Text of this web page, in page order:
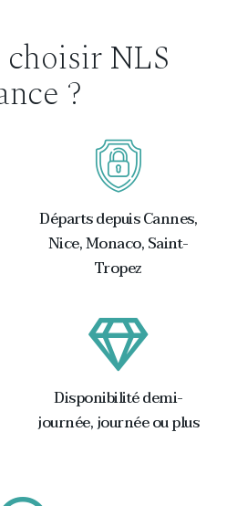
NLS
?
Départs depuis Cannes,
Nice, Monaco, Saint-
Tropez
Disponibilité demi-
journée, journée ou plus